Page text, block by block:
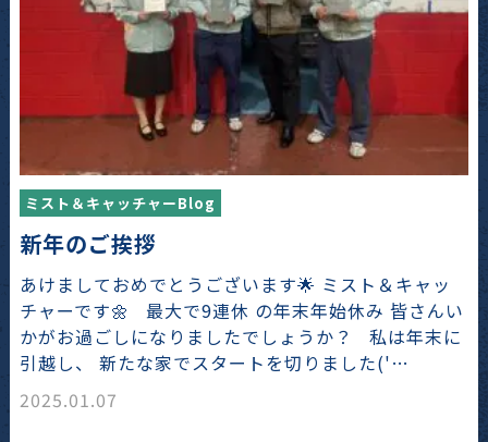
ミスト＆キャッチャーBlog
新年のご挨拶
あけましておめでとうございます🌟 ミスト＆キャッ
チャーです🌼 最大で9連休 の年末年始休み 皆さんい
かがお過ごしになりましたでしょうか？ 私は年末に
引越し、 新たな家でスタートを切りました('…
2025.01.07